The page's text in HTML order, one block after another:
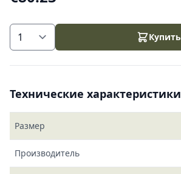
Купить
Технические характеристики
Размер
Производитель